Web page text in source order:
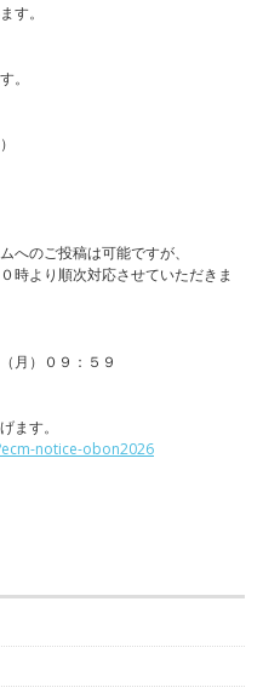
す。
。
へのご投稿は可能ですが、
時より順次対応させていただきま
月）０９：５９
ます。
notice-obon2026